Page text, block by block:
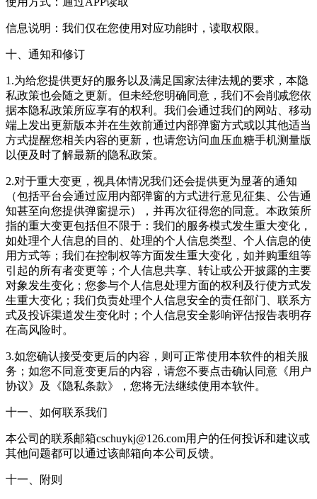
信息说明：我们仅在您使用对应功能时，读取权限。
十、通知和修订
1.为给您提供更好的服务以及满足国家法律法规的要求，本隐
私政策也会随之更新。但未经您明确同意，我们不会削减您依
据本隐私政策所应享有的权利。我们会通过我们的网站、移动
端上发出更新版本并在生效前通过内部弹窗方式或以其他适当
方式提醒您相关内容的更新，也请您访问血压血糖手机测量版
以便及时了解最新的隐私政策。
2.对于重大变更，视具体情况我们还会提供更为显著的通知
（包括平台会通过应用内部弹窗的方式进行意见征集、公告通
知甚至向您提供弹窗提示），并再次征得您的同意。本政策所
指的重大变更包括但不限于：我们的服务模式发生重大变化，
如处理个人信息的目的、处理的个人信息类型、个人信息的使
用方式等；我们在控制权等方面发生重大变化，如并购重组等
引起的所有者变更等；个人信息共享、转让或公开披露的主要
对象发生变化；您参与个人信息处理方面的权利及行使方式发
生重大变化；我们负责处理个人信息安全的责任部门、联系方
式及投诉渠道发生变化时；个人信息安全影响评估报告表明存
在高风险时。
3.如您确认接受变更后的内容，则可正常使用本软件的相关服
务；如您不同意变更后的内容，请您不要点击确认同意《用户
协议》及《隐私条款》，您将无法继续使用本软件。
十一、如何联系我们
本公司的联系邮箱cschuykj@126.com用户的任何投诉和建议或
其他问题都可以通过该邮箱向本公司反馈。
十一、附则